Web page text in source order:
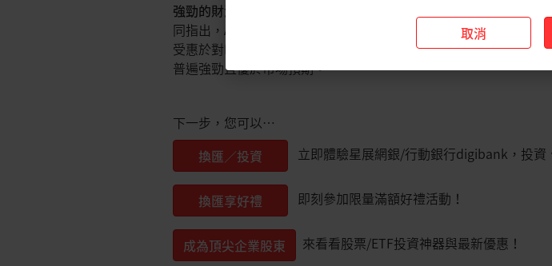
強勁的財測前景預示著AI驅動的記憶體週期具備持久性。
同指出，AI驅動的記憶體週期結構強勁，供應緊張狀況可能持續到
受惠於對HBM和AI伺服器基礎設施需求的加速成長。相關業者的上
普遍強勁且優於市場預期。
下一步，您可以…
換匯／投資
立即體驗星展網銀/行動銀行digibank，投資
換匯享好禮 即刻參加限量滿額好禮活動！
成為頂尖企業股東 來看看股票/ETF投資神器與最新優惠！
取消